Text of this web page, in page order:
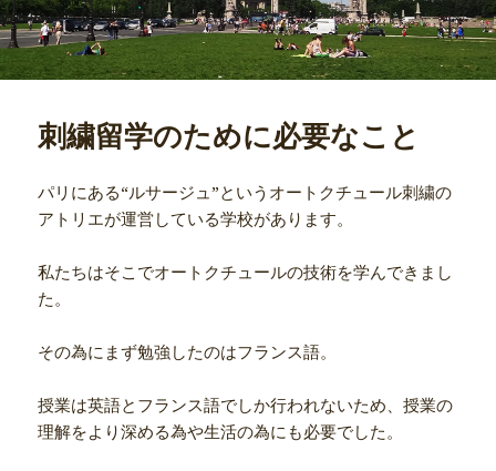
刺繍留学のために必要なこと
パリにある“ルサージュ”というオートクチュール刺繍の
アトリエが運営している学校があります。
私たちはそこでオートクチュールの技術を学んできまし
た。
その為にまず勉強したのはフランス語。
授業は英語とフランス語でしか行われないため、授業の
理解をより深める為や生活の為にも必要でした。